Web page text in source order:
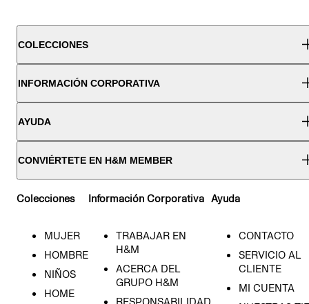
COLECCIONES
INFORMACIÓN CORPORATIVA
AYUDA
CONVIÉRTETE EN H&M MEMBER
Colecciones
MUJER
HOMBRE
NIÑOS
HOME
Información Corporativa
TRABAJAR EN
H&M
ACERCA DEL
GRUPO H&M
Ayuda
CONTACTO
SERVICIO AL
CLIENTE
MI CUENTA